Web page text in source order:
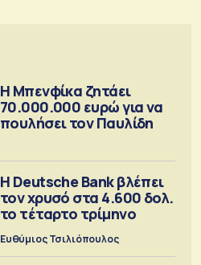
Η Μπενφίκα ζητάει
70.000.000 ευρώ για να
πουλήσει τον Παυλίδη
Η Deutsche Bank βλέπει
τον χρυσό στα 4.600 δολ.
το τέταρτο τρίμηνο
Ευθύμιος Τσιλιόπουλος